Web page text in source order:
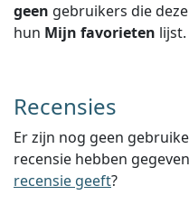
geen gebruikers die
hun Mijn favorieten lijst.
Recensies
Er zijn nog geen
recensie hebben
recensie geeft?